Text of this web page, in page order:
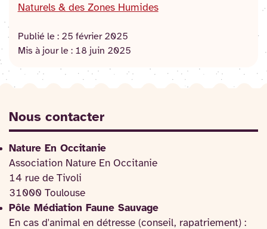
Naturels & des Zones Humides
Publié le : 25 février 2025
Mis à jour le : 18 juin 2025
Nous contacter
Nature En Occitanie
Association Nature En Occitanie
14 rue de Tivoli
31000 Toulouse
Pôle Médiation Faune Sauvage
En cas d'animal en détresse (conseil, rapatriement) :